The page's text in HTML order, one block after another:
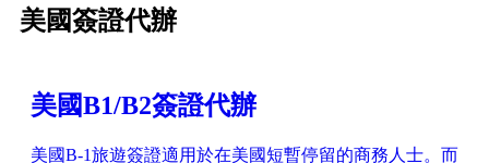
美國簽證代辦
美國B1/B2簽證代辦
美國B-1旅遊簽證適用於在美國短暫停留的商務人士。而